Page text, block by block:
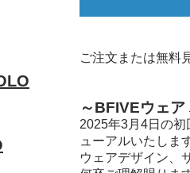
ご注文または無料
～BFIVEウェ
2025年3月4日の
ューアルいたしま
ウェアデザイン、